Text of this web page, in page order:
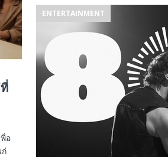
ENTERTAINMENT
อ